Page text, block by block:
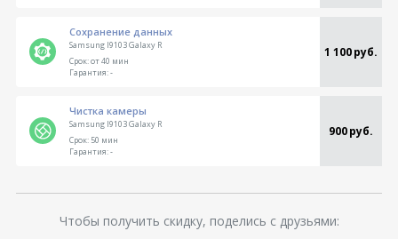
Сохранение данных
Samsung I9103 Galaxy R 1 100 руб.
Срок:от 40 мин
Гарантия:-
Чистка камеры
Samsung I9103 Galaxy R 900 руб.
Срок:50 мин
Гарантия:-
Чтобы получить скидку, поделись с друзьями: